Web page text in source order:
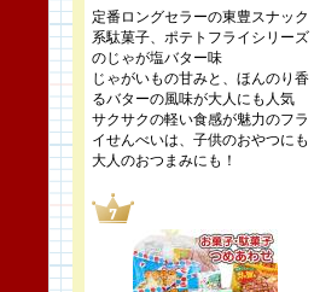
定番ロングセラーの東豊スナック
系駄菓子、ポテトフライシリーズ
のじゃが塩バター味
じゃがいもの甘みと、ほんのり香
るバターの風味が大人にも人気
サクサクの軽い食感が魅力のフラ
イせんべいは、子供のおやつにも
大人のおつまみにも！